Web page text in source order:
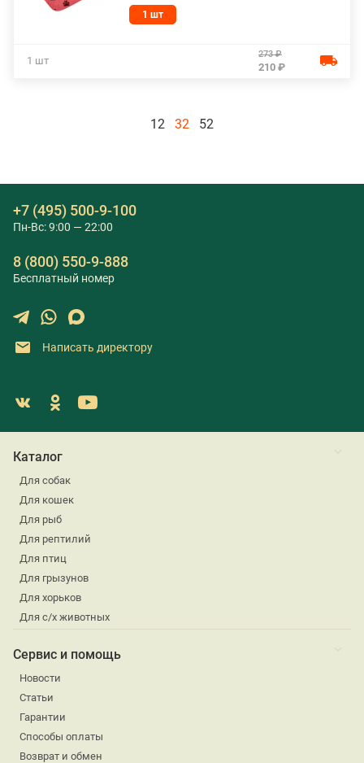
1 шт
1 шт
273 ₽
210 ₽
12 32 52
+7 (495) 500-9-100
Пн-Вс: 9:00 — 22:00
8 (800) 550-9-888
Бесплатный номер
Написать директору
Каталог
Для собак
Для кошек
Для рыб
Для рептилий
Для птиц
Для грызунов
Для хорьков
Для с/х животных
Сервис и помощь
Новости
Статьи
Гарантии
Способы оплаты
Возврат и обмен